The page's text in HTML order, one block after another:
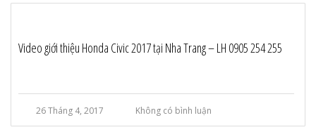
Video giới thiệu Honda Civic 2017 tại Nha Trang – LH 0905 254 255
26 Tháng 4, 2017 Không có bình luận